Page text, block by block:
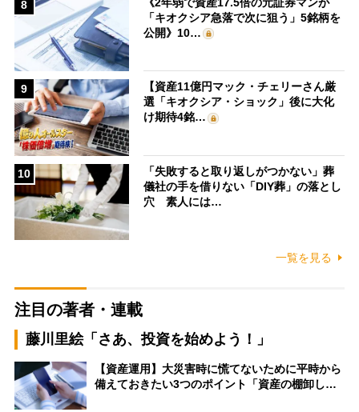
8
「キオクシア急落で次に狙う」5銘柄を
公開》10…
9
【資産11億円マック・チェリーさん厳
選「キオクシア・ショック」後に大化
け期待4銘…
10
「失敗すると取り返しがつかない」葬
儀社の手を借りない「DIY葬」の落とし
穴 素人には…
一覧を見る
注目の著者・連載
藤川里絵「さあ、投資を始めよう！」
【資産運用】大災害時に慌てないために平時から
備えておきたい3つのポイント「資産の棚卸し…